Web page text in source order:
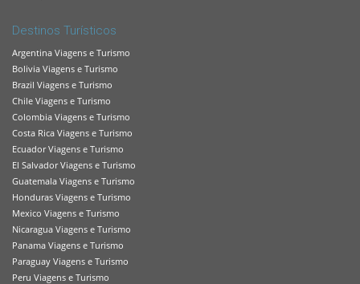
Destinos Turísticos
Argentina Viagens e Turismo
Bolivia Viagens e Turismo
Brazil Viagens e Turismo
Chile Viagens e Turismo
Colombia Viagens e Turismo
Costa Rica Viagens e Turismo
Ecuador Viagens e Turismo
El Salvador Viagens e Turismo
Guatemala Viagens e Turismo
Honduras Viagens e Turismo
Mexico Viagens e Turismo
Nicaragua Viagens e Turismo
Panama Viagens e Turismo
Paraguay Viagens e Turismo
Peru Viagens e Turismo